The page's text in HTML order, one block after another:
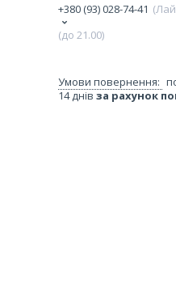
+380 (93) 028-74-41
(до 21.00)
14 днів за рахунок